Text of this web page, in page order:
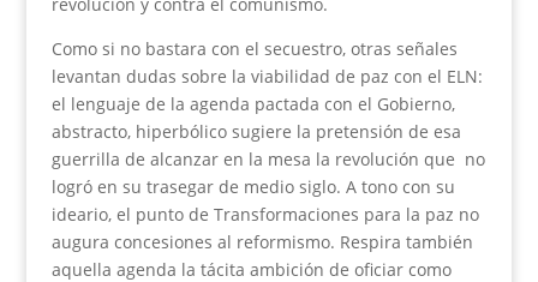
Como si no bastara con el secuestro, otras señales
levantan dudas sobre la viabilidad de paz con el ELN:
el lenguaje de la agenda pactada con el Gobierno,
abstracto, hiperbólico sugiere la pretensión de esa
guerrilla de alcanzar en la mesa la revolución que no
logró en su trasegar de medio siglo. A tono con su
ideario, el punto de Transformaciones para la paz no
augura concesiones al reformismo. Respira también
aquella agenda la tácita ambición de oficiar como